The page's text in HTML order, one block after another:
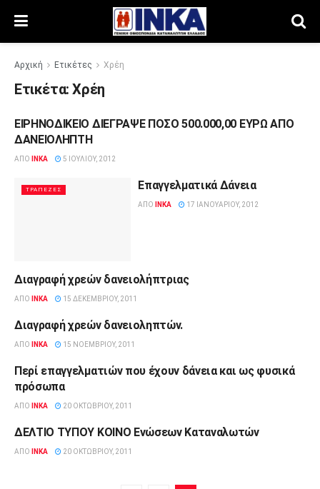
Αρχική Ετικέτες Χρέη
Ετικέτα:Χρέη
ΔΕΛΤΊΑ ΤΎΠΟΥ
ΕΙΡΗΝΟΔΙΚΕΙΟ ΔΙΕΓΡΑΨΕ ΠΟΣΟ 500.000,00 ΕΥΡΩ ΑΠΟ
ΔΑΝΕΙΟΛΗΠΤΗ
ΑΠΌ INKA 5 ΙΟΥΛΊΟΥ, 2012
ΤΡΆΠΕΖΕΣ Επαγγελματικά Δάνεια
ΑΠΌ INKA 17 ΙΑΝΟΥΑΡΊΟΥ, 2012
ΔΕΛΤΊΑ ΤΎΠΟΥ
Διαγραφή χρεών δανειολήπτριας
ΑΠΌ INKA 15 ΔΕΚΕΜΒΡΊΟΥ, 2011
ΔΕΛΤΊΑ ΤΎΠΟΥ
Διαγραφή χρεών δανειοληπτών.
ΑΠΌ INKA 15 ΝΟΕΜΒΡΊΟΥ, 2011
ΔΕΛΤΊΑ ΤΎΠΟΥ
Περί επαγγελματιών που έχουν δάνεια και ως φυσικά
πρόσωπα
ΑΠΌ INKA 20 ΟΚΤΩΒΡΊΟΥ, 2011
ΔΕΛΤΊΑ ΤΎΠΟΥ
ΔΕΛΤΙΟ ΤΥΠΟΥ ΚΟΙΝΟ Ενώσεων Καταναλωτών
ΑΠΌ INKA 20 ΟΚΤΩΒΡΊΟΥ, 2011